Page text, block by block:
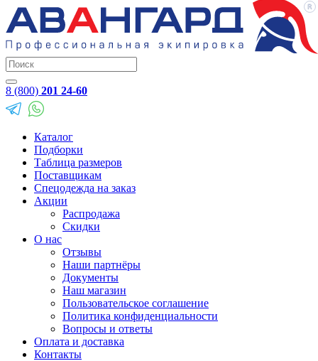
8 (800) 201 24-60
Каталог
Подборки
Таблица размеров
Поставщикам
Спецодежда на заказ
Акции
Распродажа
Скидки
О нас
Отзывы
Наши партнёры
Документы
Наш магазин
Пользовательское соглашение
Политика конфиденциальности
Вопросы и ответы
Оплата и доставка
Контакты